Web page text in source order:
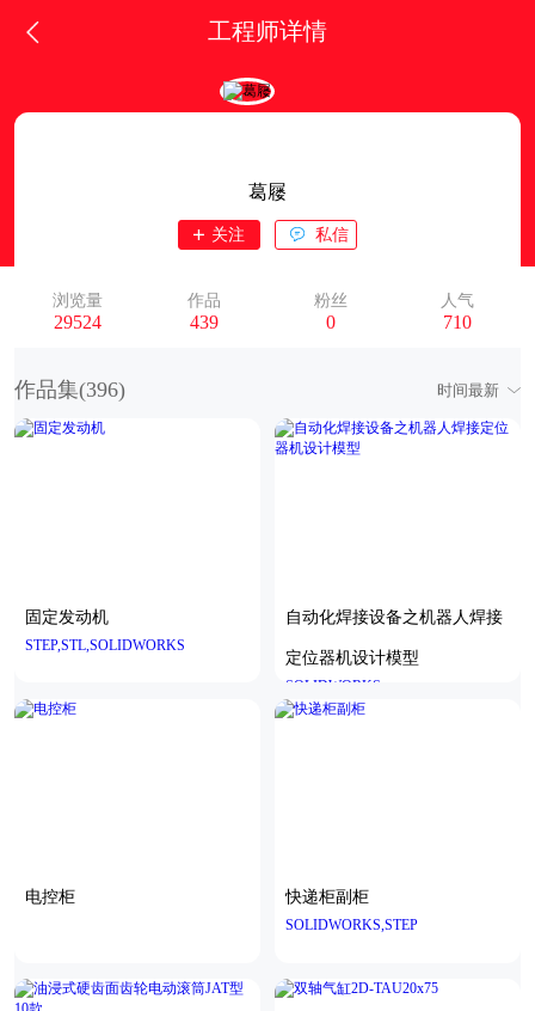
工程师详情
葛屦
关注 私信
浏览量
29524
作品
439
粉丝
0
人气
710
作品集(396)
固定发动机
STEP,STL,SOLIDWORKS
自动化焊接设备之机器人焊接
定位器机设计模型
SOLIDWORKS
电控柜 快递柜副柜
SOLIDWORKS,STEP